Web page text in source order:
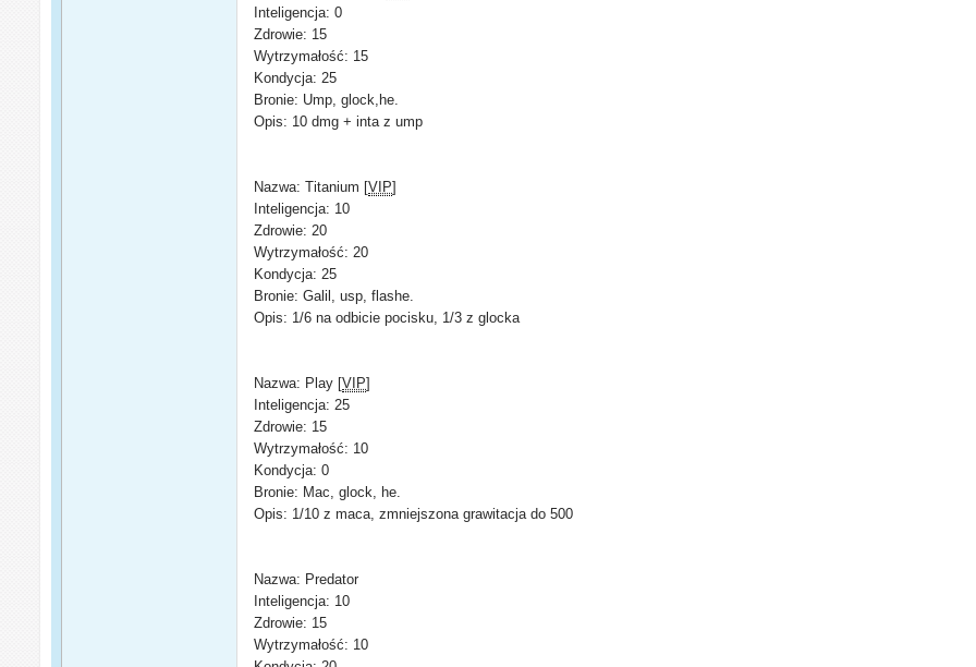
Inteligencja: 0
Zdrowie: 15
Wytrzymałość: 15
Kondycja: 25
Bronie: Ump, glock,he.
Opis: 10 dmg + inta z ump
Nazwa: Titanium [VIP]
Inteligencja: 10
Zdrowie: 20
Wytrzymałość: 20
Kondycja: 25
Bronie: Galil, usp, flashe.
Opis: 1/6 na odbicie pocisku, 1/3 z glocka
Nazwa: Play [VIP]
Inteligencja: 25
Zdrowie: 15
Wytrzymałość: 10
Kondycja: 0
Bronie: Mac, glock, he.
Opis: 1/10 z maca, zmniejszona grawitacja do 500
Nazwa: Predator
Inteligencja: 10
Zdrowie: 15
Wytrzymałość: 10